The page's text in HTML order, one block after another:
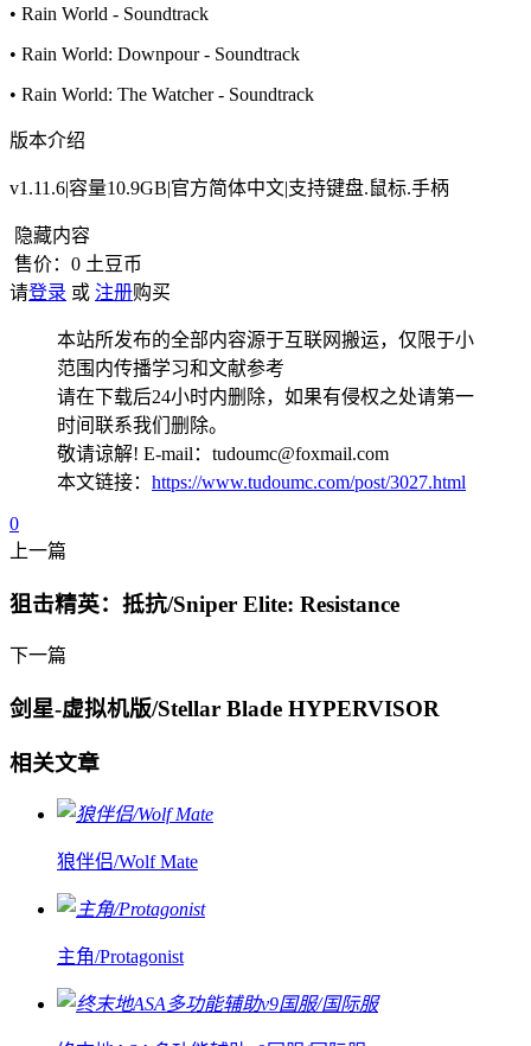
• Rain World - Soundtrack
• Rain World: Downpour - Soundtrack
• Rain World: The Watcher - Soundtrack
版本介绍
v1.11.6|容量10.9GB|官方简体中文|支持键盘.鼠标.手柄
隐藏内容
售价： 0 土豆币
请登录 或 注册购买
本站所发布的全部内容源于互联网搬运，仅限于小
范围内传播学习和文献参考
请在下载后24小时内删除，如果有侵权之处请第一
时间联系我们删除。
敬请谅解! E-mail：tudoumc@foxmail.com
本文链接： https://www.tudoumc.com/post/3027.html
0
上一篇
狙击精英：抵抗/Sniper Elite: Resistance
下一篇
剑星-虚拟机版/Stellar Blade HYPERVISOR
相关文章
狼伴侣/Wolf Mate
主角/Protagonist